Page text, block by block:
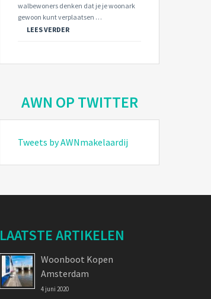
walbewoners denken dat je je woonark
gewoon kunt verplaatsen …
LEES VERDER
AWN OP TWITTER
Tweets by AWNmakelaardij
LAATSTE ARTIKELEN
Woonboot Kopen
Amsterdam
4 juni 2020